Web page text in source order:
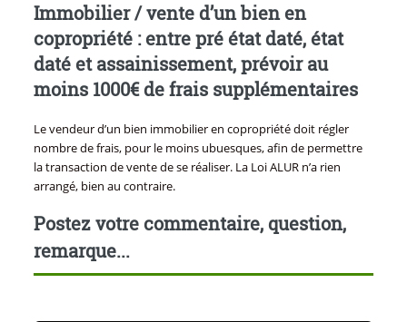
Immobilier / vente d’un bien en
copropriété : entre pré état daté, état
daté et assainissement, prévoir au
moins 1000€ de frais supplémentaires
Le vendeur d’un bien immobilier en copropriété doit régler
nombre de frais, pour le moins ubuesques, afin de permettre
la transaction de vente de se réaliser. La Loi ALUR n’a rien
arrangé, bien au contraire.
Postez votre commentaire, question,
remarque...